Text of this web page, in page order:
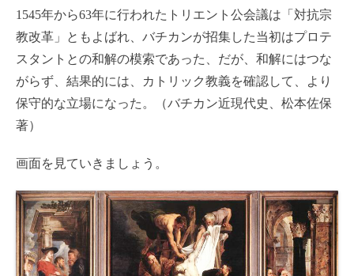
1545年から63年に行われたトリエント公会議は「対抗宗
教改革」ともよばれ、バチカンが招集した当初はプロテ
スタントとの和解の模索であった、だが、和解にはつな
がらず、結果的には、カトリック教義を確認して、より
保守的な立場になった。（バチカン近現代史、松本佐保
著）
画面を見ていきましょう。